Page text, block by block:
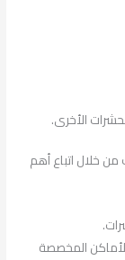
الأخرى.
خلال اتباع أهم
المخصصة